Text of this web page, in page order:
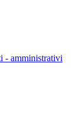
- amministrativi